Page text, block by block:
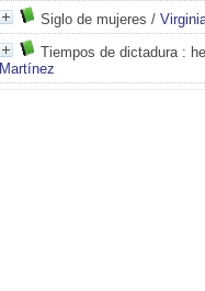
Siglo de mujeres /
Tiempos de dictadura:
Martínez